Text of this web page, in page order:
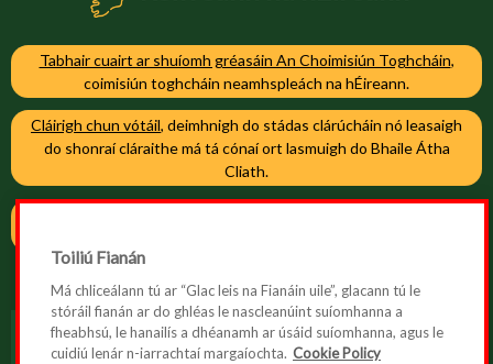
Tabhair cuairt ar shuíomh gréasáin An Choimisiún Toghcháin,
coimisiún toghcháin neamhspleách na hÉireann.
Cláirigh chun vótáil, deimhnigh do stádas clárúcháin nó leasaigh
do shonraí cláraithe má tá cónaí ort lasmuigh do Bhaile Átha
Cliath.
Inrochtaineacht
Toiliú Fianán
Má chliceálann tú ar “Glac leis na Fianáin uile”, glacann tú le
stóráil fianán ar do ghléas le nascleanúint suíomhanna a
fheabhsú, le hanailís a dhéanamh ar úsáid suíomhanna, agus le
cuidiú lenár n-iarrachtaí margaíochta. Cookie Policy